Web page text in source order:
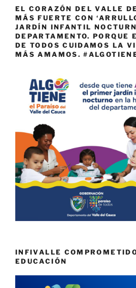
EL CORAZÓN DEL VALLE
MÁS FUERTE CON
JARDÍN INFANTIL
DEPARTAMENTO. PORQUE
DE TODOS CUIDAMOS LA
MÁS AMAMOS.
INFIVALLE
EDUCACIÓN